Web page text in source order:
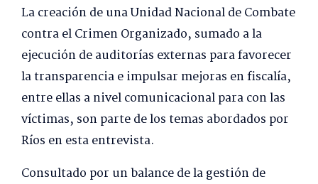
La creación de una Unidad Nacional de Combate
contra el Crimen Organizado, sumado a la
ejecución de auditorías externas para favorecer
la transparencia e impulsar mejoras en fiscalía,
entre ellas a nivel comunicacional para con las
víctimas, son parte de los temas abordados por
Ríos en esta entrevista.
Consultado por un balance de la gestión de